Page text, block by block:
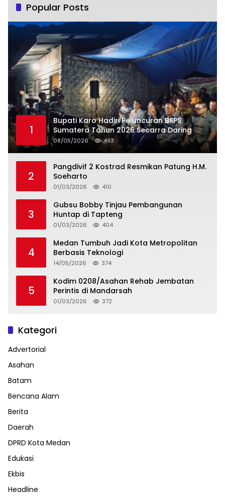
Popular Posts
1
Bupati Karo Hadiri Peluncuran BSPS
Sumatera Tahun 2026 Secarra Daring
08/05/2026 493
2
Pangdivif 2 Kostrad Resmikan Patung H.M.
Soeharto
01/03/2026 410
3
Gubsu Bobby Tinjau Pembangunan
Huntap di Tapteng
01/03/2026 404
4
Medan Tumbuh Jadi Kota Metropolitan
Berbasis Teknologi
14/05/2026 374
5
Kodim 0208/Asahan Rehab Jembatan
Perintis di Mandarsah
01/03/2026 372
Kategori
Advertorial
Asahan
Batam
Bencana Alam
Berita
Daerah
DPRD Kota Medan
Edukasi
Ekbis
Headline